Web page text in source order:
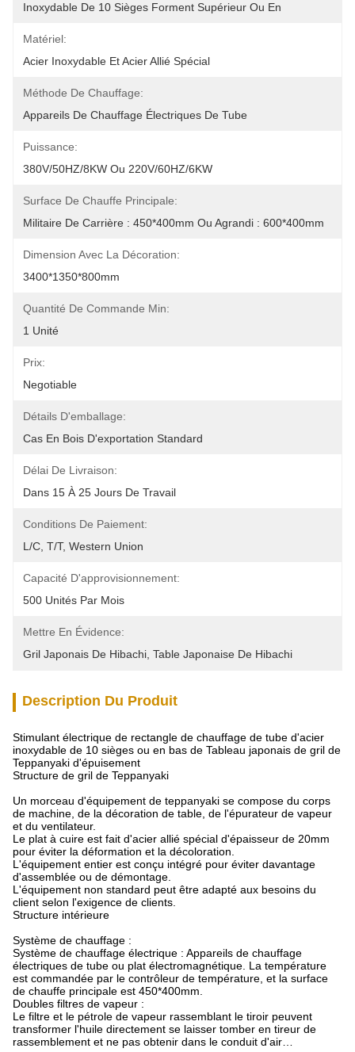
Inoxydable De 10 Sièges Forment Supérieur Ou En
Matériel:
Acier Inoxydable Et Acier Allié Spécial
Méthode De Chauffage:
Appareils De Chauffage Électriques De Tube
Puissance:
380V/50HZ/8KW Ou 220V/60HZ/6KW
Surface De Chauffe Principale:
Militaire De Carrière : 450*400mm Ou Agrandi : 600*400mm
Dimension Avec La Décoration:
3400*1350*800mm
Quantité De Commande Min:
1 Unité
Prix:
Negotiable
Détails D'emballage:
Cas En Bois D'exportation Standard
Délai De Livraison:
Dans 15 À 25 Jours De Travail
Conditions De Paiement:
L/C, T/T, Western Union
Capacité D'approvisionnement:
500 Unités Par Mois
Mettre En Évidence:
Gril Japonais De Hibachi Table Japonaise De Hibachi
Description Du Produit
Stimulant électrique de rectangle de chauffage de tube d'acier
inoxydable de 10 sièges ou en bas de Tableau japonais de gril de
Teppanyaki d'épuisement
Structure de gril de Teppanyaki
Un morceau d'équipement de teppanyaki se compose du corps
de machine, de la décoration de table, de l'épurateur de vapeur
et du ventilateur.
Le plat à cuire est fait d'acier allié spécial d'épaisseur de 20mm
pour éviter la déformation et la décoloration.
L'équipement entier est conçu intégré pour éviter davantage
d'assemblée ou de démontage.
L'équipement non standard peut être adapté aux besoins du
client selon l'exigence de clients.
Structure intérieure
Système de chauffage :
Système de chauffage électrique : Appareils de chauffage
électriques de tube ou plat électromagnétique. La température
est commandée par le contrôleur de température, et la surface
de chauffe principale est 450*400mm.
Doubles filtres de vapeur :
Le filtre et le pétrole de vapeur rassemblant le tiroir peuvent
transformer l'huile directement se laisser tomber en tireur de
rassemblement et ne pas obtenir dans le conduit d'air…